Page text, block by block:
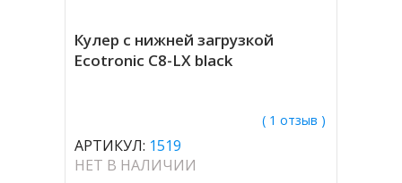
Кулер с нижней загрузкой
Ecotronic C8-LX black
( 1 отзыв )
АРТИКУЛ: 1519
НЕТ В НАЛИЧИИ